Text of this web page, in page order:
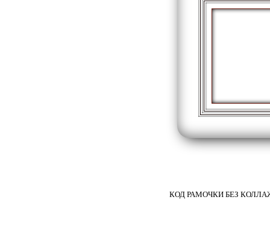
КОД РАМОЧКИ БЕЗ